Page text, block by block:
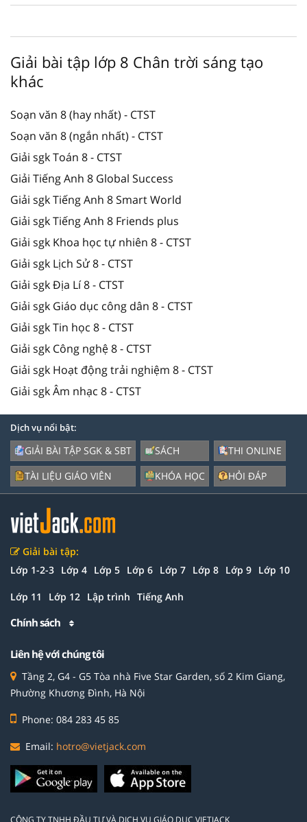
Giải bài tập lớp 8 Chân trời sáng tạo
khác
Soạn văn 8 (hay nhất) - CTST
Soạn văn 8 (ngắn nhất) - CTST
Giải sgk Toán 8 - CTST
Giải Tiếng Anh 8 Global Success
Giải sgk Tiếng Anh 8 Smart World
Giải sgk Tiếng Anh 8 Friends plus
Giải sgk Khoa học tự nhiên 8 - CTST
Giải sgk Lịch Sử 8 - CTST
Giải sgk Địa Lí 8 - CTST
Giải sgk Giáo dục công dân 8 - CTST
Giải sgk Tin học 8 - CTST
Giải sgk Công nghệ 8 - CTST
Giải sgk Hoạt động trải nghiệm 8 - CTST
Giải sgk Âm nhạc 8 - CTST
Dịch vụ nổi bật:
GIẢI BÀI TẬP SGK & SBT
TÀI LIỆU GIÁO VIÊN
SÁCH
KHÓA HỌC
THI ONLINE
HỎI ĐÁP
Giải bài tập:
Lớp 1-2-3 Lớp 4 Lớp 5 Lớp 6 Lớp 7 Lớp 8 Lớp 9 Lớp 10
Lớp 11 Lớp 12 Lập trình Tiếng Anh
Chính sách
Liên hệ với chúng tôi
Tầng 2, G4 - G5 Tòa nhà Five Star Garden, số 2 Kim Giang,
Phường Khương Đình, Hà Nội
Phone: 084 283 45 85
Email: hotro@vietjack.com
CÔNG TY TNHH ĐẦU TƯ VÀ DỊCH VỤ GIÁO DỤC VIETJACK